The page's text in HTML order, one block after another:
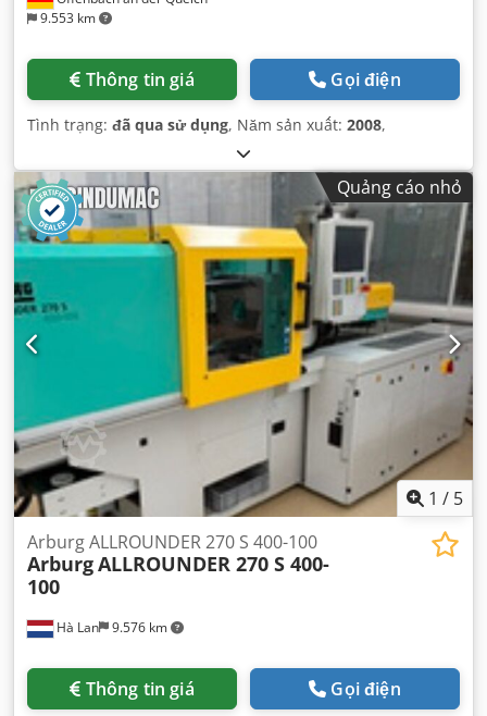
9.553 km
Thông tin giá Gọi điện
Tình trạng: đã qua sử dụng, Năm sản xuất: 2008,
Quảng cáo nhỏ
1 / 5
Hà Lan 9.576 km
Arburg ALLROUNDER 270 S 400-100
ArburgALLROUNDER 270 S 400-
100
Thông tin giá Gọi điện